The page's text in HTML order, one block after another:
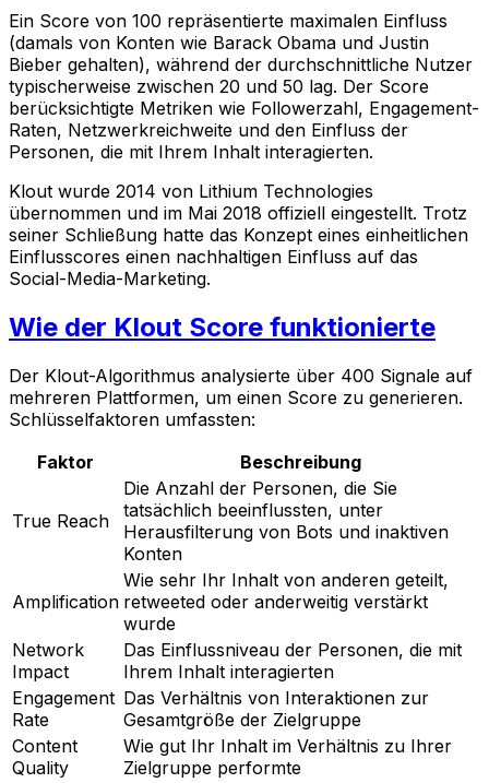
Ein Score von 100 repräsentierte maximalen Einfluss
(damals von Konten wie Barack Obama und Justin
Bieber gehalten), während der durchschnittliche Nutzer
typischerweise zwischen 20 und 50 lag. Der Score
berücksichtigte Metriken wie Followerzahl, Engagement-
Raten, Netzwerkreichweite und den Einfluss der
Personen, die mit Ihrem Inhalt interagierten.
Klout wurde 2014 von Lithium Technologies
übernommen und im Mai 2018 offiziell eingestellt. Trotz
seiner Schließung hatte das Konzept eines einheitlichen
Einflusscores einen nachhaltigen Einfluss auf das
Social-Media-Marketing.
Wie der Klout Score funktionierte
Der Klout-Algorithmus analysierte über 400 Signale auf
mehreren Plattformen, um einen Score zu generieren.
Schlüsselfaktoren umfassten:
Faktor
Beschreibung
True Reach
Die Anzahl der Personen, die Sie
tatsächlich beeinflussten, unter
Herausfilterung von Bots und inaktiven
Konten
Amplification
Wie sehr Ihr Inhalt von anderen geteilt,
retweeted oder anderweitig verstärkt
wurde
Network
Impact
Das Einflussniveau der Personen, die mit
Ihrem Inhalt interagierten
Engagement
Rate
Das Verhältnis von Interaktionen zur
Gesamtgröße der Zielgruppe
Content
Quality
Wie gut Ihr Inhalt im Verhältnis zu Ihrer
Zielgruppe performte